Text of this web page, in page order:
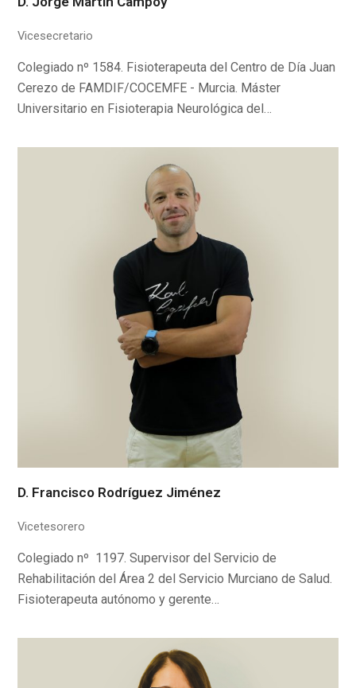
Vicesecretario
Colegiado nº 1584. Fisioterapeuta del Centro de Día Juan
Cerezo de FAMDIF/COCEMFE - Murcia. Máster
Universitario en Fisioterapia Neurológica del…
D. Francisco Rodríguez Jiménez
Vicetesorero
Colegiado nº 1197. Supervisor del Servicio de
Rehabilitación del Área 2 del Servicio Murciano de Salud.
Fisioterapeuta autónomo y gerente…